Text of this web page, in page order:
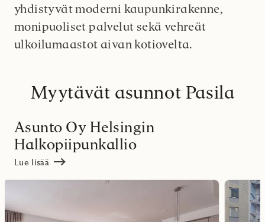
yhdistyvät moderni kaupunkirakenne,
monipuoliset palvelut sekä vehreät
ulkoilumaastot aivan kotiovelta.
Myytävät asunnot Pasila
Asunto Oy Helsingin
Halkopiipunkallio
Lue lisää
kohteesta
Lue
lisää
kohteesta